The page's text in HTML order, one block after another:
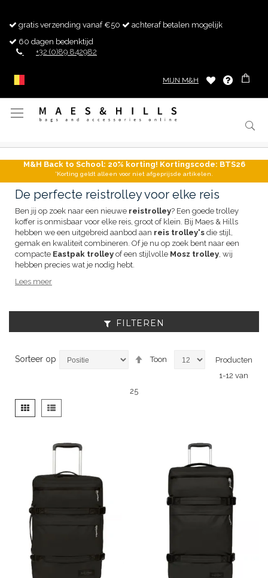
gratis verzending vanaf €50
achteraf betalen mogelijk
60 dagen bedenktijd
+32 (0)89 842982
MIJN M&H
Toggle
M&H Back to School: 20% korting! Kortingscode: BTS26
*Korting geldt alleen voor niet afgeprijsde artikelen.
De perfecte reistrolley voor elke reis
Ben jij op zoek naar een nieuwe reistrolley? Een goede trolley
koffer is onmisbaar voor elke reis, groot of klein. Bij Maes & Hills
hebben we een uitgebreid aanbod aan reis trolley's die stijl,
gemak en kwaliteit combineren. Of je nu op zoek bent naar een
compacte Eastpak trolley of een stijlvolle Mosz trolley, wij
hebben precies wat je nodig hebt.
Lees meer
FILTEREN
Sorteer op
Van
Toon
Producten
1-12 van
25
Tonen
als
Foto-
tabel
Lijst